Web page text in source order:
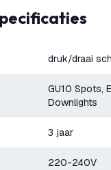
druk/draai
GU10 Spots,
Downlights
3 jaar
220-240V